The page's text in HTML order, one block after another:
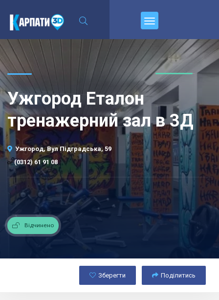
Ужгород Еталон
тренажерний зал в 3Д
Ужгород, Вул Підградська, 59
(0312) 61 91 08
Відчинено
Зберегти Поділитись